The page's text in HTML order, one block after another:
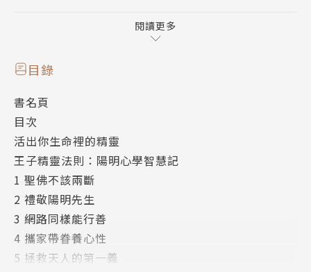
陳復撰寫《王子精靈法則：陽明心學智慧記》，並不是
在從事「古籍今註今譯」的訓詁工作，而是從真實生活
在華人社會的角度出發，來談如何修心養性做工夫。如
體現在人與四大關係裡（天，人，物，我）的各種撕裂
與隔閡，並發現世間有個更高於自我意識的存在，希望
能不帶有宗教色彩的認識真知與活出真如。這份來自心
靈的企望，會使得你很適合閱讀這本書。遨遊於盈滿智
慧與創新思維的文字間，要不仔細琢磨每篇內容，或有
時隨手翻開一篇刺激思考，應該都會開卷有益。
作者簡介
閱讀更多
目錄
書名頁
目次
活出你生命裡的精靈
王子精靈法則：陽明心學智慧記
1 聖佛不該兩斷
2 禮敬陽明先生
3 網路同樣能行善
4 攜家帶眷養心性
5 拯救天人的第一義